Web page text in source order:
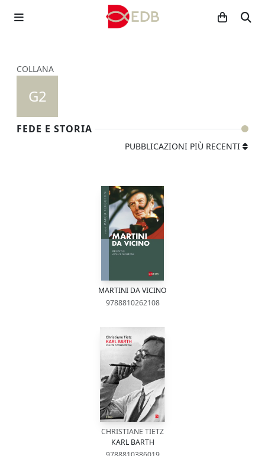
COLLANA
G2
FEDE E STORIA
PUBBLICAZIONI PIÙ RECENTI
MARTINI DA VICINO
9788810262108
CHRISTIANE TIETZ
KARL BARTH